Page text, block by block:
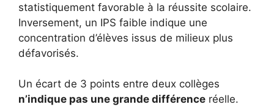
statistiquement favorable à la réussite scolaire.
Inversement, un IPS faible indique une
concentration d’élèves issus de milieux plus
défavorisés.
Un écart de 3 points entre deux collèges
n’indique pas une grande différence réelle.